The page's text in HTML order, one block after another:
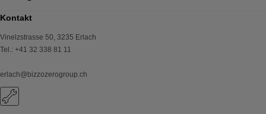
Kontakt
Vinelzstrasse 50, 3235 Erlach
Tel.: +41 32 338 81 11
erlach@bizzozerogroup.ch